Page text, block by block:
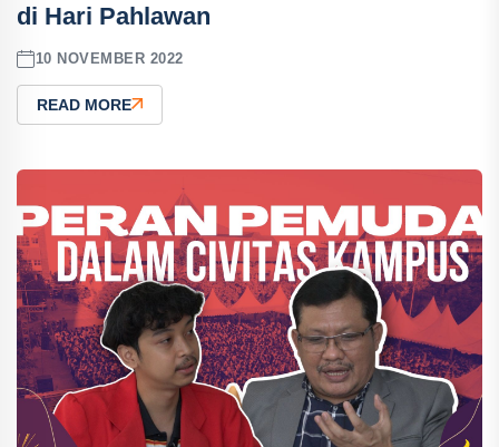
di Hari Pahlawan
10 NOVEMBER 2022
READ MORE